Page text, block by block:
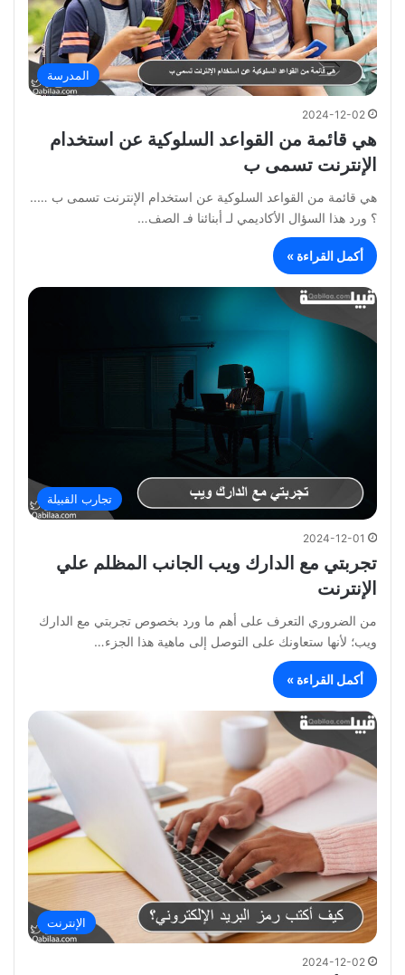
المدرسة
2024-12-02
هي قائمة من القواعد السلوكية عن استخدام
الإنترنت تسمى ب
هي قائمة من القواعد السلوكية عن استخدام الإنترنت تسمى ب …..
؟ ورد هذا السؤال الأكاديمي لـ أبنائنا فـ الصف…
أكمل القراءة »
تجارب القبيلة
2024-12-01
تجربتي مع الدارك ويب الجانب المظلم علي
الإنترنت
من الضروري التعرف على أهم ما ورد بخصوص تجربتي مع الدارك
ويب؛ لأنها ستعاونك على التوصل إلى ماهية هذا الجزء…
أكمل القراءة »
الإنترنت
2024-12-02